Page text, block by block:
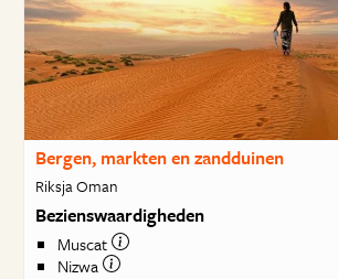
Bergen, markten en zandduinen
Riksja Oman
Bezienswaardigheden
Muscat
Nizwa